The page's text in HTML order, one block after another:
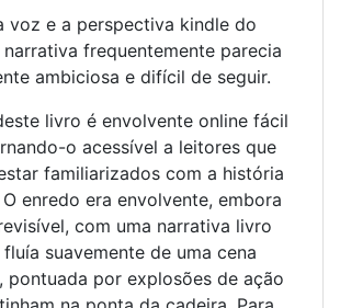
voz e a perspectiva kindle do
frequentemente parecia
ambiciosa e difícil de seguir.
livro é envolvente online fácil
o acessível a leitores que
familiarizados com a história
enredo era envolvente, embora
com uma narrativa livro
suavemente de uma cena
pontuada por explosões de ação